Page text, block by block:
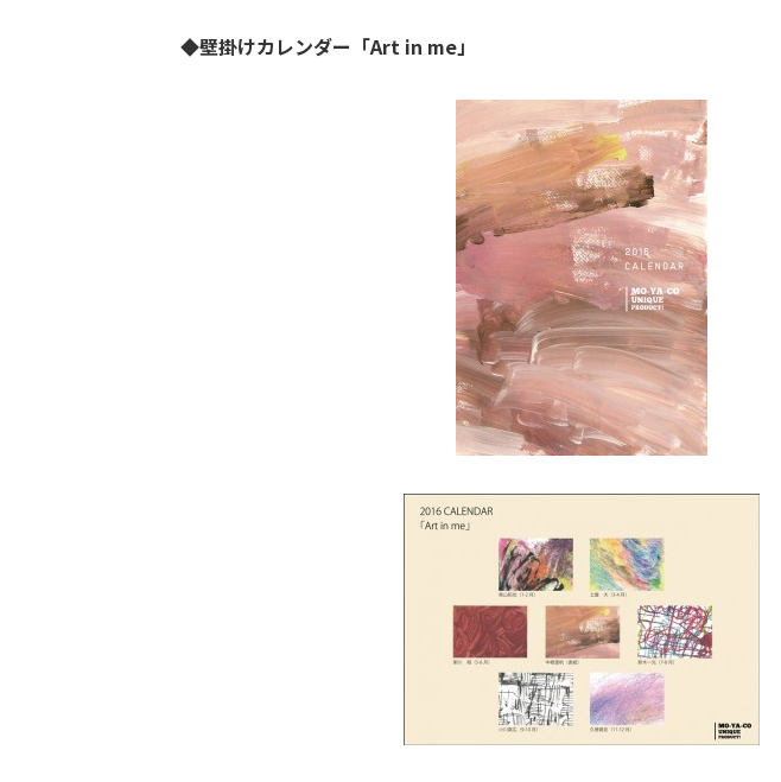
◆壁掛けカレンダー「Art in me」